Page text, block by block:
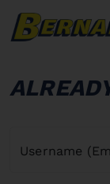
Username